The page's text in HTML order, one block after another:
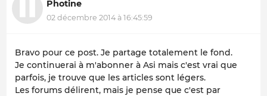
Photine
02 décembre 2014 à 16:45:59
Bravo pour ce post. Je partage totalement le fond.
Je continuerai à m'abonner à Asi mais c'est vrai que
parfois, je trouve que les articles sont légers.
Les forums délirent, mais je pense que c'est par